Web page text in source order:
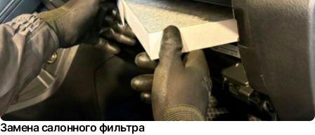
Замена салонного фильтра